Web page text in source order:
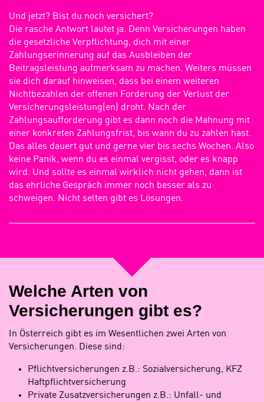
Und jetzt? Bist du noch versichert?
Die rasche Antwort lautet ja. Denn Versicherungen haben
die gesetzliche Verpflichtung, dich mit einer
Zahlungserinnerung auf das Ausbleiben der
Beitragsleistung aufmerksam zu machen. Weiters müssen
sie dich darauf hinweisen, dass bei einem weiteren
Nichtbezahlen der offenen Forderung der Verlust der
Versicherungsleistung(en) droht. Nach der
Zahlungsaufforderung gibt es dann noch die Mahnung mit
einer konkreten Zahlungsfrist, bis wann du zu zahlen hast.
Das alles dauert gut und gerne vier bis sechs Wochen. Also
keine Panik, wenn du es einmal vergisst, oder es knapp
wird. Und sollte es einmal wirklich nicht gehen, dann ist
das ehrliche Gespräch immer noch besser als zu
schweigen. Nicht selten gibt es Lösungen.
Welche Arten von
Versicherungen gibt es?
In Österreich gibt es im Wesentlichen zwei Arten von
Versicherungen. Diese sind:
Pflichtversicherungen z.B.: Sozialversicherung, KFZ
Haftpflichtversicherung
Private Zusatzversicherungen z.B.: Unfall- und